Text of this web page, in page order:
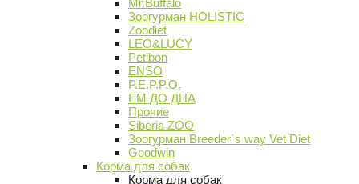
Mr.Buffalo
Зоогурман HOLISTIC
Zoodiet
LEO&LUCY
Petibon
ENSO
P.E.P.P.O.
ЕМ ДО ДНА
Прочие
Siberia ZOO
Зоогурман Breeder`s way Vet Diet
Goodwin
Корма для собак
Корма для собак